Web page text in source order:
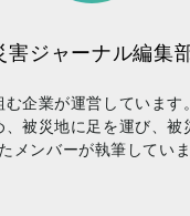
害ジャーナル編集
企業が運営しています
被災地に足を運び、被
メンバーが執筆していま